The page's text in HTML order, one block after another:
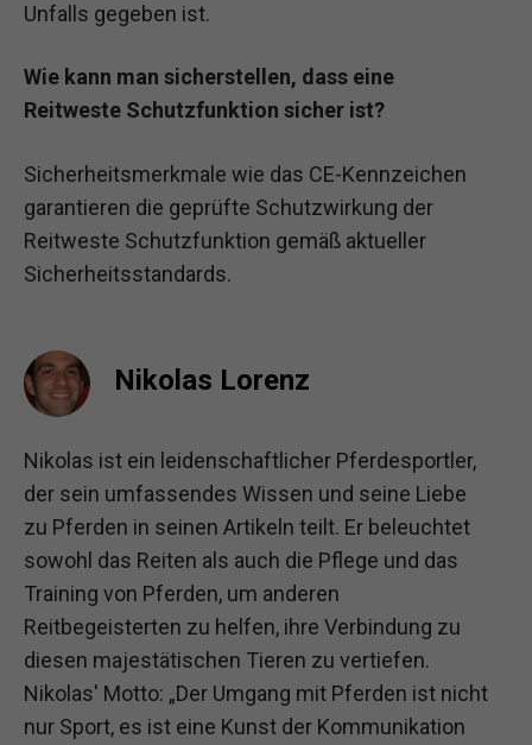
Unfalls gegeben ist.
Wie kann man sicherstellen, dass eine
Reitweste Schutzfunktion sicher ist?
Sicherheitsmerkmale wie das CE-Kennzeichen
garantieren die geprüfte Schutzwirkung der
Reitweste Schutzfunktion gemäß aktueller
Sicherheitsstandards.
Nikolas Lorenz
Nikolas ist ein leidenschaftlicher Pferdesportler,
der sein umfassendes Wissen und seine Liebe
zu Pferden in seinen Artikeln teilt. Er beleuchtet
sowohl das Reiten als auch die Pflege und das
Training von Pferden, um anderen
Reitbegeisterten zu helfen, ihre Verbindung zu
diesen majestätischen Tieren zu vertiefen.
Nikolas' Motto: „Der Umgang mit Pferden ist nicht
nur Sport, es ist eine Kunst der Kommunikation